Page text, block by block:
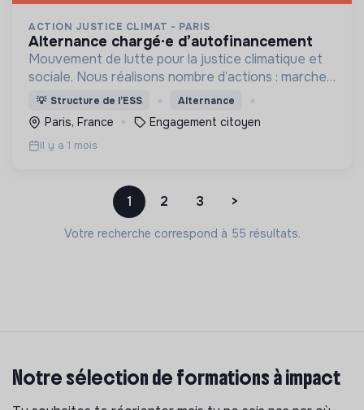
ACTION JUSTICE CLIMAT - PARIS
alternance chargé·e d’autofinancement
Mouvement de lutte pour la justice climatique et
sociale. Nous réalisons nombre d’actions : marches
pour le climat, actions de mobilisation citoyenne
non-violente, formations, luttes locales, etc.
💡 Structure de l’ESS Alternance
Paris, France Engagement citoyen
Il y a 1 mois
1 2 3 >
Votre recherche correspond à 55 résultats.
Notre sélection de formations à impact